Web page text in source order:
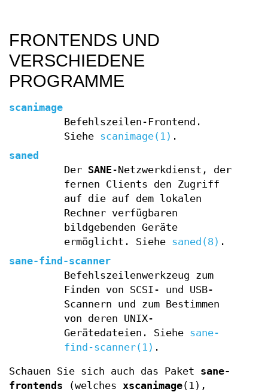
FRONTENDS UND
VERSCHIEDENE
PROGRAMME
scanimage
Befehlszeilen-Frontend.
Siehe scanimage(1) .
saned
Der SANE-Netzwerkdienst, der
fernen Clients den Zugriff
auf die auf dem lokalen
Rechner verfügbaren
bildgebenden Geräte
ermöglicht. Siehe saned(8) .
sane-find-scanner
Befehlszeilenwerkzeug zum
Finden von SCSI- und USB-
Scannern und zum Bestimmen
von deren UNIX-
Gerätedateien. Siehe sane-
find-scanner(1) .
Schauen Sie sich auch das Paket sane-
frontends (welches xscanimage(1),